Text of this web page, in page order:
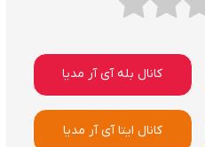
کانال بله آی آر مدیا
کانال ایتا آی آر مدیا